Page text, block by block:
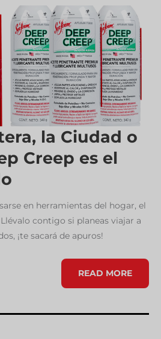
CORROÍDOS
Y
DIFÍCILES
la Ciudad o
Creep es el
en herramientas del hogar, el
contigo si planeas viajar a
¡te sacará de apuros!
EN
CARRETERA,
O
READ MORE